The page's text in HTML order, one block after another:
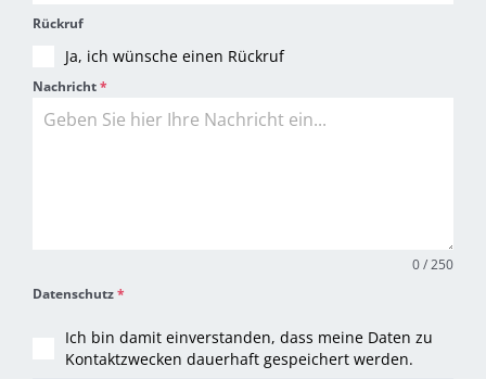
Rückruf
Ja, ich wünsche einen Rückruf
Nachricht*
0 / 250
Datenschutz*
Ich bin damit einverstanden, dass meine Daten zu
Kontaktzwecken dauerhaft gespeichert werden.